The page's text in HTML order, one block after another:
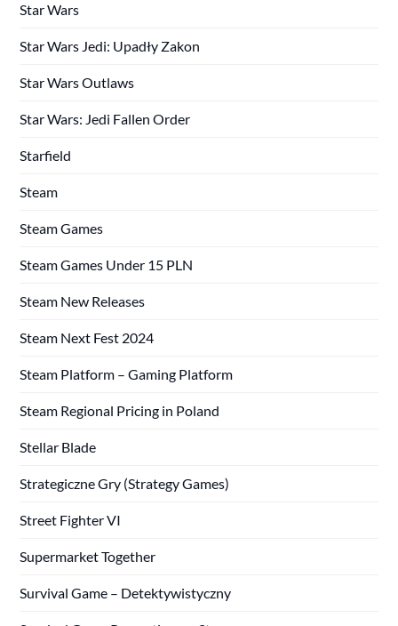
Star Wars
Star Wars Jedi: Upadły Zakon
Star Wars Outlaws
Star Wars: Jedi Fallen Order
Starfield
Steam
Steam Games
Steam Games Under 15 PLN
Steam New Releases
Steam Next Fest 2024
Steam Platform – Gaming Platform
Steam Regional Pricing in Poland
Stellar Blade
Strategiczne Gry (Strategy Games)
Street Fighter VI
Supermarket Together
Survival Game – Detektywistyczny